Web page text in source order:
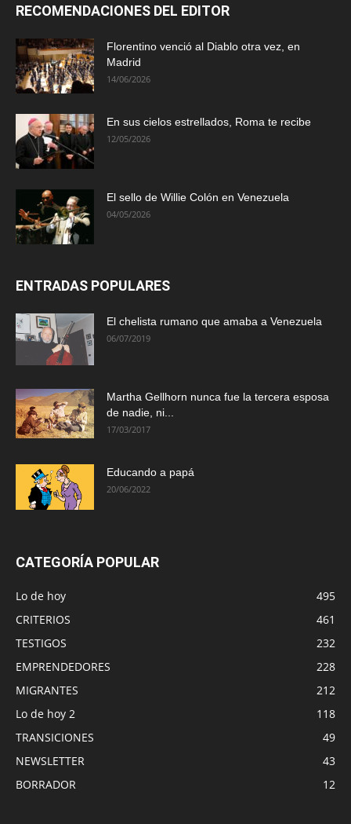
RECOMENDACIONES DEL EDITOR
Florentino venció al Diablo otra vez, en
Madrid
14/06/2026
En sus cielos estrellados, Roma te recibe
12/05/2026
El sello de Willie Colón en Venezuela
04/05/2026
ENTRADAS POPULARES
El chelista rumano que amaba a Venezuela
06/07/2019
Martha Gellhorn nunca fue la tercera esposa
de nadie, ni...
17/03/2017
Educando a papá
20/06/2022
CATEGORÍA POPULAR
Lo de hoy
495
CRITERIOS
461
TESTIGOS
232
EMPRENDEDORES
228
MIGRANTES
212
Lo de hoy 2
118
TRANSICIONES
49
NEWSLETTER
43
BORRADOR
12